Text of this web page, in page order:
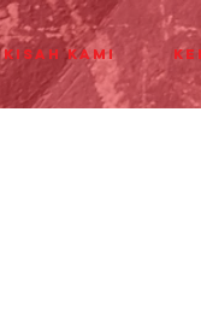
Kisah Kami